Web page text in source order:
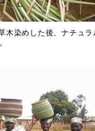
木染めした後、ナチュラ